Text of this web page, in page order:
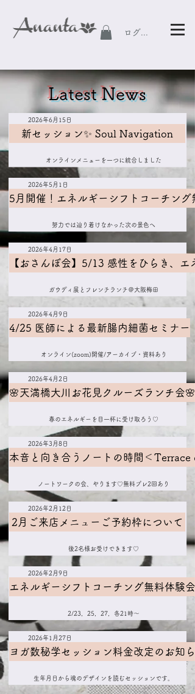
ログイン
Latest News
2026年6月15日
新セッション✨ Soul Navigation
オンラインメニューを一つに統合しました
2026年5月1日
5月開催！エネルギーシフトコーチング
努力では辿り着けなかった次の景色へ
2026年4月17日
【おさんぽ会】5/13 感性をひらき、
ガウディ展とフレンチランチ＠大阪梅田
2026年4月9日
4/25 医師による最新腸内細菌セミナー
オンライン(zoom)開催/アーカイブ・資料あり
2026年4月2日
🌸天満橋大川お花見クルーズランチ会🌸
春のエネルギーを目一杯に受け取ろう♡
2026年3月8日
本音と向き合うノートの時間＜Terrace
ノートワークの会、やります♡無料プレ2回あり
2026年2月12日
2月ご来店メニューご予約枠について
後2名様お受けできます♡
2026年2月9日
エネルギーシフトコーチング無料体験会
2/23，25，27，各21時～
2026年1月27日
ヨガ数秘学セッション料金改定のお知ら
生年月日から魂のデザインを読むセッションです。